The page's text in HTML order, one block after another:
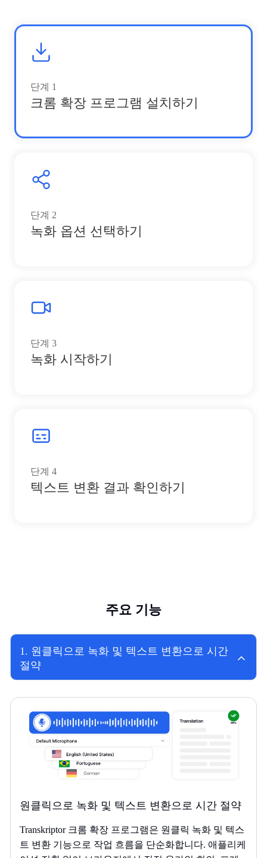
단계 1
크롬 확장 프로그램 설치하기
단계 2
녹화 옵션 선택하기
단계 3
녹화 시작하기
단계 4
텍스트 변환 결과 확인하기
주요 기능
1 . 원클릭으로 녹화 및 텍스트 변환으로 시간
절약
원클릭으로 녹화 및 텍스트 변환으로 시간 절약
Transkriptor 크롬 확장 프로그램은 원클릭 녹화 및 텍스
트 변환 기능으로 작업 흐름을 단순화합니다. 애플리케